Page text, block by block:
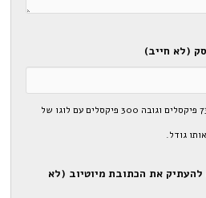
(לא חייב)
מומלץ לצרף תמונה JPG ברוחב 730 פיקסלים וגובה 300 פיקסלים עם לוגו של
גודל.
להעתיק את הכתובת מיוטיוב (לא